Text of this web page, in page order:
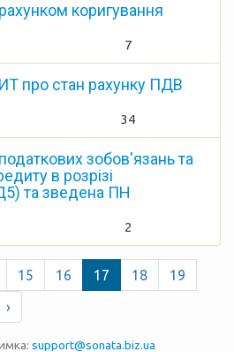
коригування
7
про стан рахунку ПДВ
34
зобов'язань та
в розрізі
та зведена ПН
2
15 16 17 18
19
›
support@sonata.biz.ua